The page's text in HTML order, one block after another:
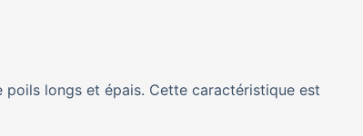
longs et épais. Cette caractéristique est